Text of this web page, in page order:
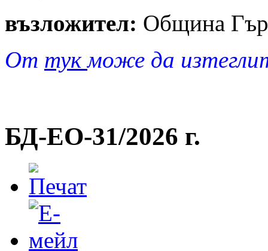
възложител: Община
От тукможе да
БД-EO-31/2026 г.